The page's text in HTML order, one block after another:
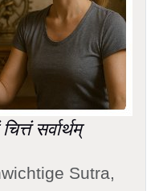
सर्वार्थम्
Sutra,